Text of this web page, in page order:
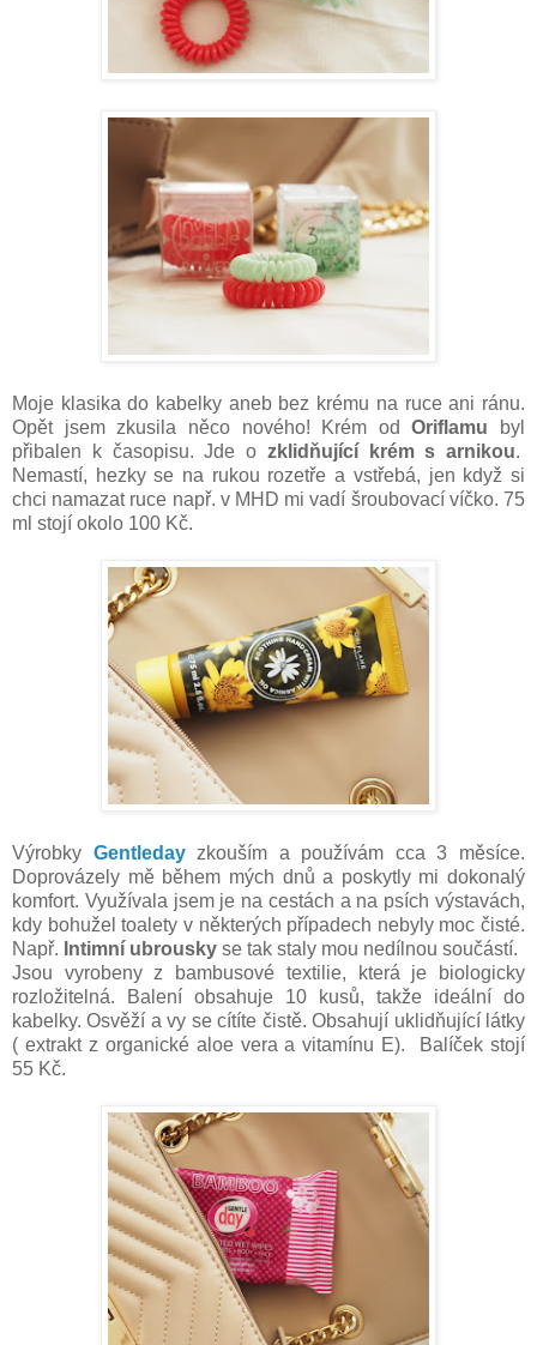
Moje klasika do kabelky aneb bez krému na ruce ani ránu.
Opět jsem zkusila něco nového! Krém odOriflamu
byl
přibalen k časopisu. Jde o zklidňující krém s arnikou.
Nemastí, hezky se na rukou rozetře a vstřebá, jen když si
chci namazat ruce např. v MHD mi vadí šroubovací víčko. 75
ml stojí okolo 100 Kč.
Výrobky Gentledayzkouším a používám cca 3 měsíce.
Doprovázely mě během mých dnů a poskytly mi dokonalý
komfort. Využívala jsem je na cestách a na psích výstavách,
kdy bohužel toalety v některých případech nebyly moc čisté.
Např. Intimní ubrousky se tak staly mou nedílnou součástí.
Jsou vyrobeny z bambusové textilie, která je biologicky
rozložitelná. Balení obsahuje 10 kusů, takže ideální do
kabelky. Osvěží a vy se cítíte čistě. Obsahují uklidňující látky
( extrakt z organické aloe vera a vitamínu E). Balíček stojí
55 Kč.